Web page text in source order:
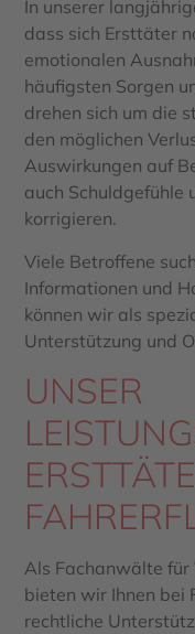
In unserer
dass sich Ersttäter
emotionalen
häufigsten Sorgen
drehen sich um die
den möglichen
Auswirkungen auf
auch Schuldgefühle
korrigieren.
Viele Betroffene
Informationen und
können wir als
Unterstützung und
UNSER
Als Fachanwälte für
bieten wir Ihnen bei
rechtliche